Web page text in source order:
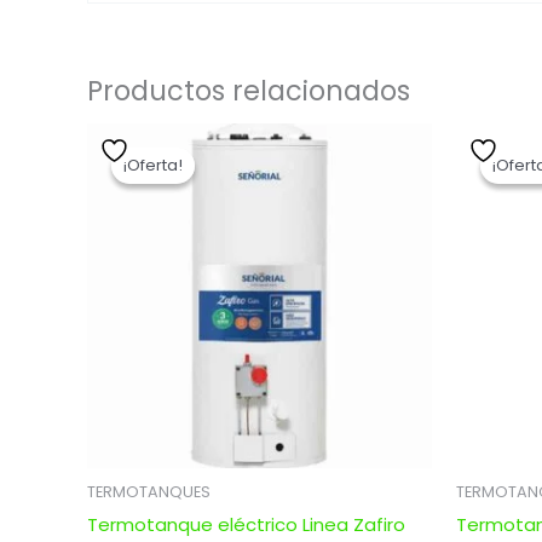
Productos relacionados
¡Oferta!
¡Oferta!
TERMOTANQUES
Termotanque eléctrico Linea Zafiro
precio
original
era:
El
precio
actual